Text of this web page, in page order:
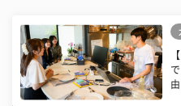
由